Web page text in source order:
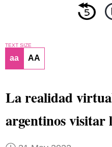
TEXT SIZE
aa AA
La realidad
argentinos visitar